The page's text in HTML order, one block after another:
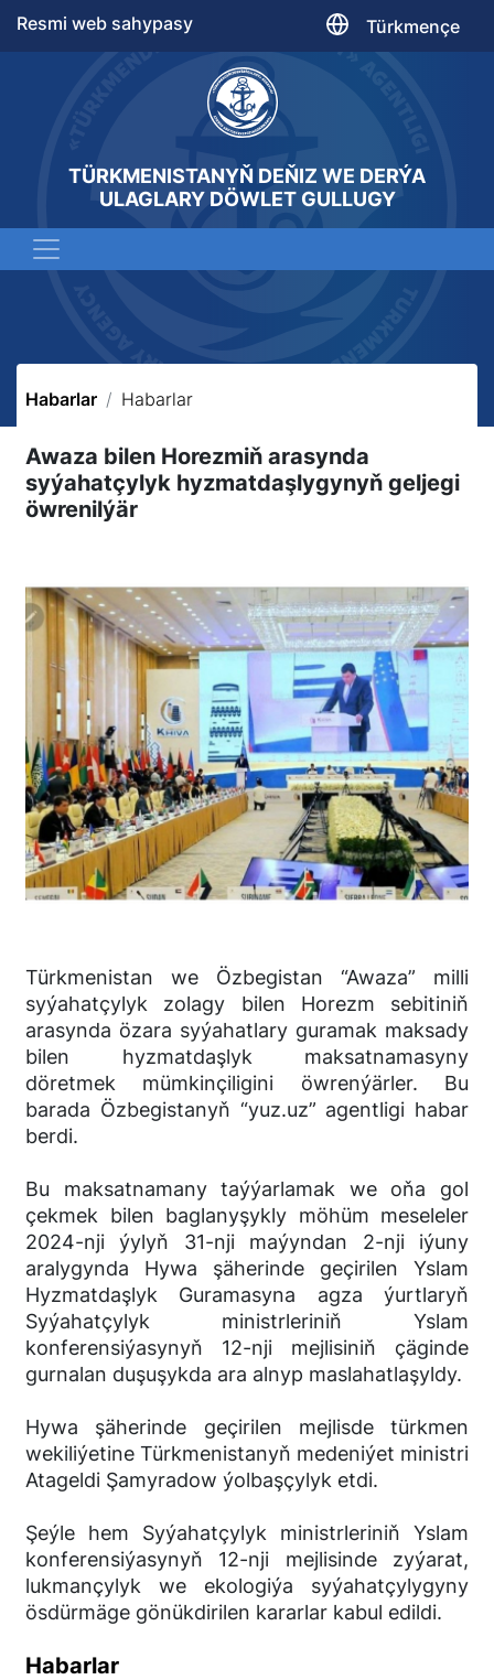
Resmi web sahypasy Türkmençe
TÜRKMENISTANYŇ DEŇIZ WE DERÝA
ULAGLARY DÖWLET GULLUGY
Habarlar Habarlar
Awaza bilen Horezmiň arasynda
syýahatçylyk hyzmatdaşlygynyň geljegi
öwrenilýär
Türkmenistan we Özbegistan “Awaza” milli
syýahatçylyk zolagy bilen Horezm sebitiniň
arasynda özara syýahatlary guramak maksady
bilen hyzmatdaşlyk maksatnamasyny
döretmek mümkinçiligini öwrenýärler. Bu
barada Özbegistanyň “yuz.uz” agentligi habar
berdi.
Bu maksatnamany taýýarlamak we oňa gol
çekmek bilen baglanyşykly möhüm meseleler
2024-nji ýylyň 31-nji maýyndan 2-nji iýuny
aralygynda Hywa şäherinde geçirilen Yslam
Hyzmatdaşlyk Guramasyna agza ýurtlaryň
Syýahatçylyk ministrleriniň Yslam
konferensiýasynyň 12-nji mejlisiniň çäginde
gurnalan duşuşykda ara alnyp maslahatlaşyldy.
Hywa şäherinde geçirilen mejlisde türkmen
wekiliýetine Türkmenistanyň medeniýet ministri
Atageldi Şamyradow ýolbaşçylyk etdi.
Şeýle hem Syýahatçylyk ministrleriniň Yslam
konferensiýasynyň 12-nji mejlisinde zyýarat,
lukmançylyk we ekologiýa syýahatçylygyny
ösdürmäge gönükdirilen kararlar kabul edildi.
Habarlar